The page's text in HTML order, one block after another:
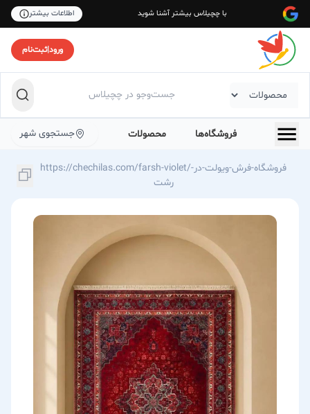
با چچیلاس بیشتر آشنا شوید اطلاعات بیشتر
ورود|ثبت‌نام
فروشگاه‌ها محصولات جستجوی شهر
https://chechilas.com/farsh-violet/فروشگاه-فرش-ویولت-در-
رشت